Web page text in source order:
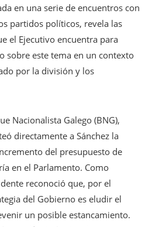
en una serie de encuentros con
partidos políticos, revela las
el Ejecutivo encuentra para
sobre este tema en un contexto
por la división y los
Nacionalista Galego (BNG),
directamente a Sánchez la
del presupuesto de
en el Parlamento. Como
reconoció que, por el
del Gobierno es eludir el
un posible estancamiento.